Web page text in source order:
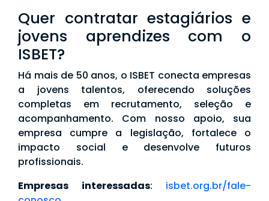
Quer contratar estagiários e
jovens aprendizes com o
ISBET?
Há mais de 50 anos, o ISBET conecta empresas
a jovens talentos, oferecendo soluções
completas em recrutamento, seleção e
acompanhamento. Com nosso apoio, sua
empresa cumpre a legislação, fortalece o
impacto social e desenvolve futuros
profissionais.
Empresas interessadas: isbet.org.br/fale-